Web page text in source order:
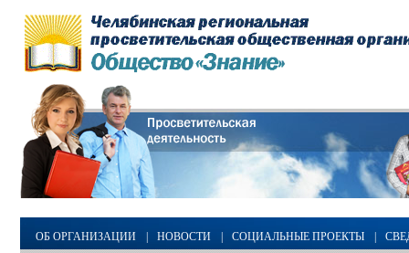
ОБ ОРГАНИЗАЦИИ НОВОСТИ СОЦИАЛЬНЫЕ ПРОЕКТЫ